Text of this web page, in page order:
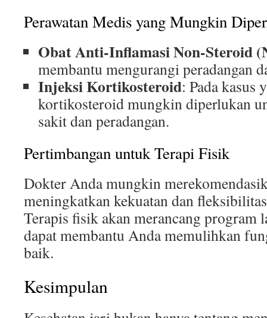
Perawatan Medis yang Mungkin
Obat Anti-Inflamasi Non-Steroid
membantu mengurangi peradangan
Injeksi Kortikosteroid: Pada kasus
kortikosteroid mungkin diperlukan
sakit dan peradangan.
Pertimbangan untuk Terapi Fisik
Dokter Anda mungkin
meningkatkan kekuatan dan
Terapis fisik akan merancang program
dapat membantu Anda memulihkan
baik.
Kesimpulan